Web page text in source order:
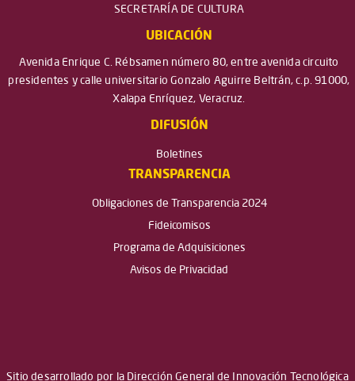
SECRETARÍA DE CULTURA
UBICACIÓN
Avenida Enrique C. Rébsamen número 80, entre avenida circuito
presidentes y calle universitario Gonzalo Aguirre Beltrán, c.p. 91000,
Xalapa Enríquez, Veracruz.
DIFUSIÓN
Boletines
TRANSPARENCIA
Obligaciones de Transparencia 2024
Fideicomisos
Programa de Adquisiciones
Avisos de Privacidad
Sitio desarrollado por la Dirección General de Innovación Tecnológica